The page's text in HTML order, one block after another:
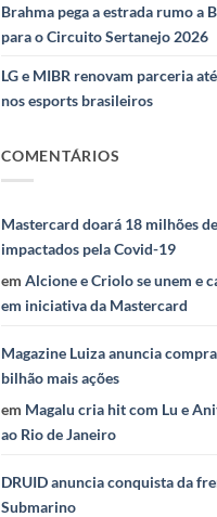
Brahma pega a estrada rumo a
para o Circuito Sertanejo 2026
LG e MIBR renovam parceria
nos esports brasileiros
COMENTÁRIOS
Mastercard doará 18 milhões
impactados pela Covid-19
emAlcione e Criolo se unem e
em iniciativa da Mastercard
Magazine Luiza anuncia
bilhão mais ações
em Magalu cria hit com Lu e
ao Rio de Janeiro
DRUID anuncia conquista da
Submarino